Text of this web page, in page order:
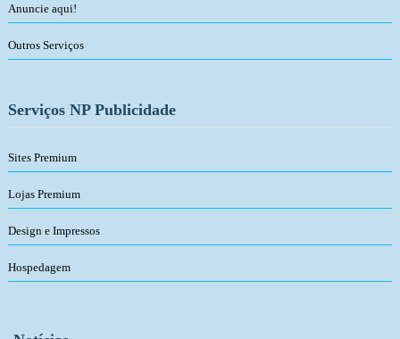
Anuncie aqui!
Outros Serviços
Serviços NP Publicidade
Sites Premium
Lojas Premium
Design e Impressos
Hospedagem